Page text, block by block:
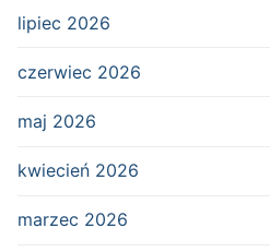
lipiec 2026
czerwiec 2026
maj 2026
kwiecień 2026
marzec 2026